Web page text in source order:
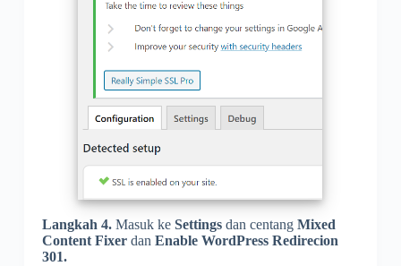
Langkah 4. Masuk ke Settings dan centang Mixed
Content Fixer dan Enable WordPress Redirecion
301.